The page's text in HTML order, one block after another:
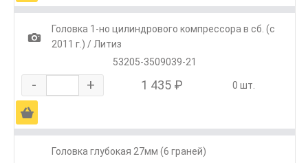
1
Головка 1-но цилиндрового компрессора в сб. (с
2011 г.) / Литиз
53205-3509039-21
- + 1 435 ₽ 0 шт.
Ä
Головка глубокая 27мм (6 граней)